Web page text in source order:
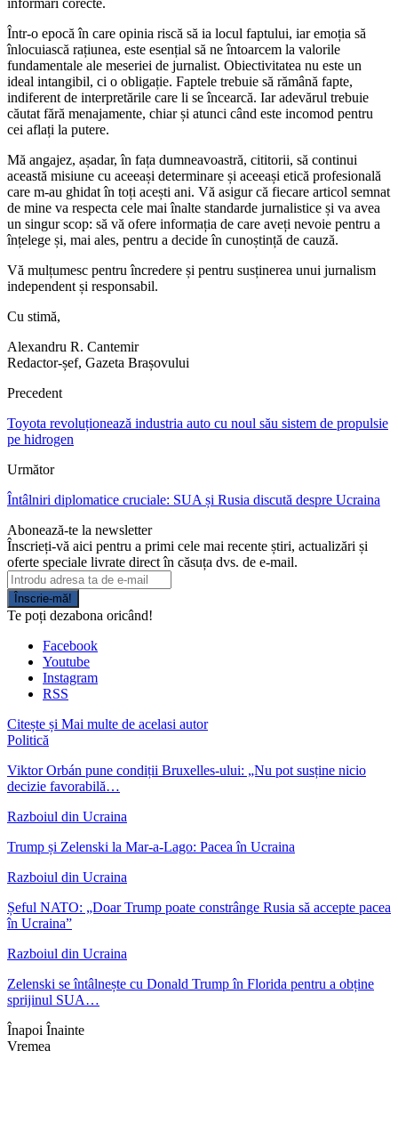
Într-o epocă în care opinia riscă să ia locul faptului, iar emoția să
înlocuiască rațiunea, este esențial să ne întoarcem la valorile
fundamentale ale meseriei de jurnalist. Obiectivitatea nu este un
ideal intangibil, ci o obligație. Faptele trebuie să rămână fapte,
indiferent de interpretările care li se încearcă. Iar adevărul trebuie
căutat fără menajamente, chiar și atunci când este incomod pentru
cei aflați la putere.
Mă angajez, așadar, în fața dumneavoastră, cititorii, să continui
această misiune cu aceeași determinare și aceeași etică profesională
care m-au ghidat în toți acești ani. Vă asigur că fiecare articol semnat
de mine va respecta cele mai înalte standarde jurnalistice și va avea
un singur scop: să vă ofere informația de care aveți nevoie pentru a
înțelege și, mai ales, pentru a decide în cunoștință de cauză.
Vă mulțumesc pentru încredere și pentru susținerea unui jurnalism
independent și responsabil.
Cu stimă,
Alexandru R. Cantemir
Redactor-șef, Gazeta Brașovului
Precedent
Toyota revoluționează industria auto cu noul său sistem de propulsie
pe hidrogen
Următor
Întâlniri diplomatice cruciale: SUA și Rusia discută despre Ucraina
Abonează-te la newsletter
Înscrieți-vă aici pentru a primi cele mai recente știri, actualizări și
oferte speciale livrate direct în căsuța dvs. de e-mail.
Înscrie-mă!
Te poți dezabona oricând!
Facebook
Youtube
Instagram
RSS
Citește și Mai multe de acelasi autor
Politică
Viktor Orbán pune condiții Bruxelles-ului: „Nu pot susține nicio
decizie favorabilă…
Razboiul din Ucraina
Trump și Zelenski la Mar-a-Lago: Pacea în Ucraina
Razboiul din Ucraina
Șeful NATO: „Doar Trump poate constrânge Rusia să accepte pacea
în Ucraina”
Razboiul din Ucraina
Zelenski se întâlnește cu Donald Trump în Florida pentru a obține
sprijinul SUA…
Înapoi Înainte
Vremea